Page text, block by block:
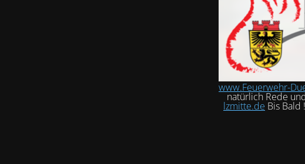
www.Feuerwehr-
natürlich Rede
lzmitte.de Bis Bald